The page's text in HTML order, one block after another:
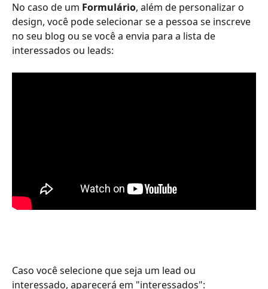
No caso de um Formulário, além de personalizar o
design, você pode selecionar se a pessoa se inscreve
no seu blog ou se você a envia para a lista de
interessados ou leads:
Caso você selecione que seja um lead ou
interessado, aparecerá em "interessados":